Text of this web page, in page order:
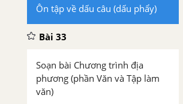
Ôn tập về dấu câu (dấu phẩy)
Bài 33
Soạn bài Chương trình địa
phương (phần Văn và Tập làm
văn)